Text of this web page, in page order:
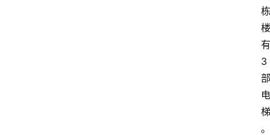
栋
楼
有
3
部
电
梯
。